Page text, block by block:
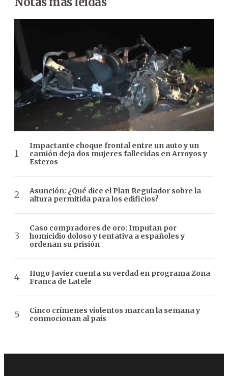
Impactante choque frontal entre un auto y un
camión deja dos mujeres fallecidas en Arroyos y
Esteros
Asunción: ¿Qué dice el Plan Regulador sobre la
altura permitida para los edificios?
Caso compradores de oro: Imputan por
homicidio doloso y tentativa a españoles y
ordenan su prisión
Hugo Javier cuenta su verdad en programa Zona
Franca de Latele
Cinco crímenes violentos marcan la semana y
conmocionan al país